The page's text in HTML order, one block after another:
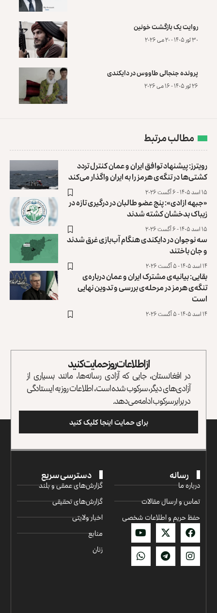
روایت یک بازگشت خونین
۳۰ ثور ۱۴۰۵ - ۲۰ می ۲۰۲۶
پرونده‌ جنجالی طاووس در دایکندی
۲۶ ثور ۱۴۰۵ - ۱۶ می ۲۰۲۶
مطالب مرتبط
رویترز: پیشنهاد توافق ایران و عمان کنترل تردد
کشتی‌ها ‏در تنگه‌ی هرمز را به ایران واگذار می‌کند
۱۵ اسد ۱۴۰۵ - ۶ آگست ۲۰۲۶
«جبهه ازادی»: پنج عضو طالبان در درگیری تازه در
زیباک بدخشان کشته شدند
۱۵ اسد ۱۴۰۵ - ۶ آگست ۲۰۲۶
سه نوجوان در دایکندی هنگام آب‌بازی غرق شدند
و جان باختند
۱۴ اسد ۱۴۰۵ - ۵ آگست ۲۰۲۶
بقایی: بیانیه‌ی مشترک ایران و عمان درباره‌ی
تنگه‌ی هرمز در مرحله‌ی بررسی و تدوین نهایی
است
۱۴ اسد ۱۴۰۵ - ۵ آگست ۲۰۲۶
از اطلاعات روز حمایت کنید
در افغانستان، جایی که آزادی رسانه‌ها، مانند بسیاری از
آزادی‌های دیگر، سرکوب شده است، اطلاعات روز به ایستادگی
در برابر سرکوب ادامه می‌دهد.
برای حمایت اینجا کلیک کنید
رسانه
درباره ما
تماس و ارسال مقالات
حفظ حریم و اطلاعات شخصی
دسترسی سریع
گزارش‌‌های عمقی و بلند
گزارش‌های تحقیقی
اخبار ولایتی
منابع
زنان